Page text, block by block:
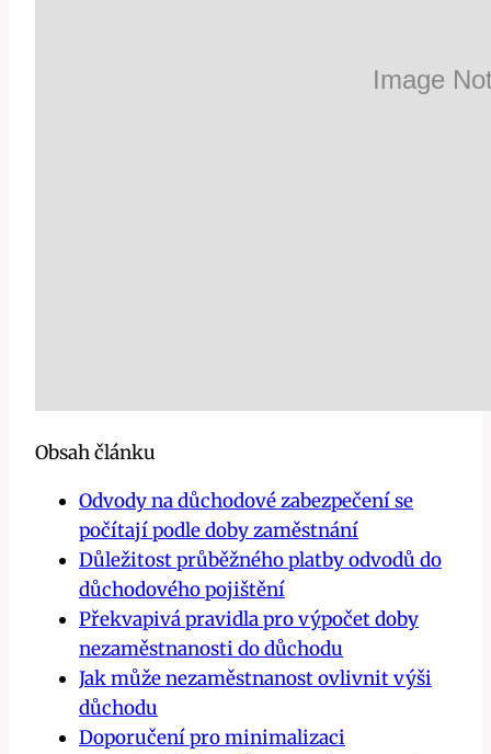
Obsah článku
Odvody na důchodové zabezpečení se
počítají podle doby zaměstnání
Důležitost průběžného platby odvodů do
důchodového pojištění
Překvapivá pravidla pro výpočet doby
nezaměstnanosti do důchodu
Jak může nezaměstnanost ovlivnit výši
důchodu
Doporučení pro minimalizaci